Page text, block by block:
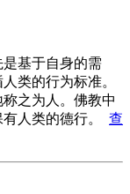
基于自身的需
类的行为标准。
之为人。佛教中
人类的德行。 查